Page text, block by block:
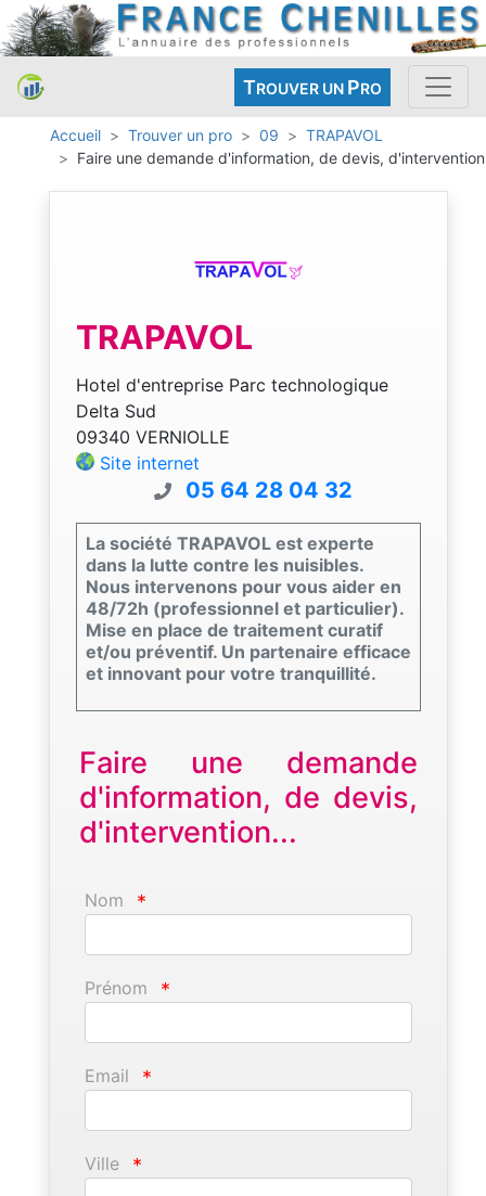
TROUVER UN PRO
Accueil Trouver un pro 09
TRAPAVOL
Faire une demande d'information, de devis, d'intervention
TRAPAVOL
Hotel d'entreprise Parc technologique
Delta Sud
09340 VERNIOLLE
Site internet
05 64 28 04 32
La société TRAPAVOL est experte
dans la lutte contre les nuisibles.
Nous intervenons pour vous aider en
48/72h (professionnel et particulier).
Mise en place de traitement curatif
et/ou préventif. Un partenaire efficace
et innovant pour votre tranquillité.
Faire une demande
d'information, de devis,
d'intervention...
Nom *
Prénom *
Email *
Ville *